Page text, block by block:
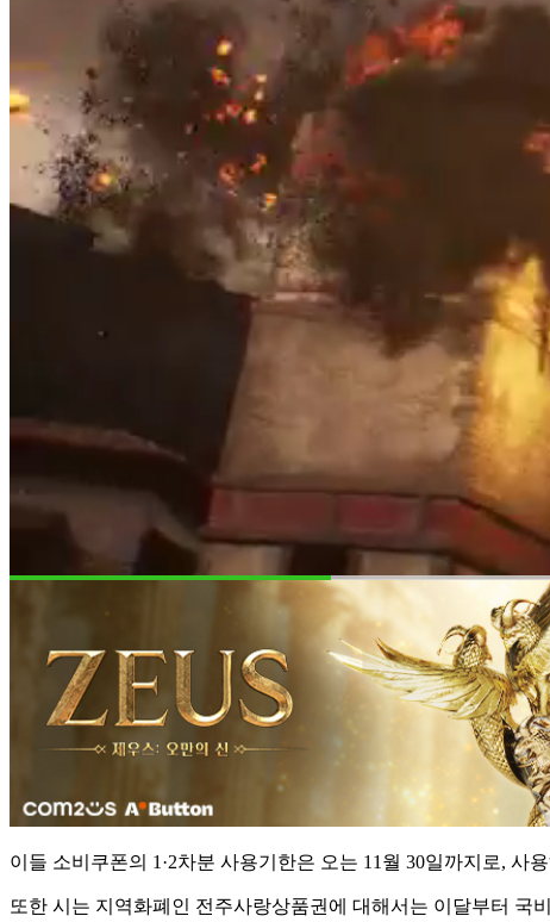
이들 소비쿠폰의 1·2차분 사용기한은 오는 11월 30일까지로, 사
또한 시는 지역화폐인 전주사랑상품권에 대해서는 이달부터 국